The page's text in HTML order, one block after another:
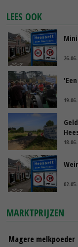
LEES OOK
26-
19-
18-
02-
MARKTPRIJZEN
Magere melkpoeder